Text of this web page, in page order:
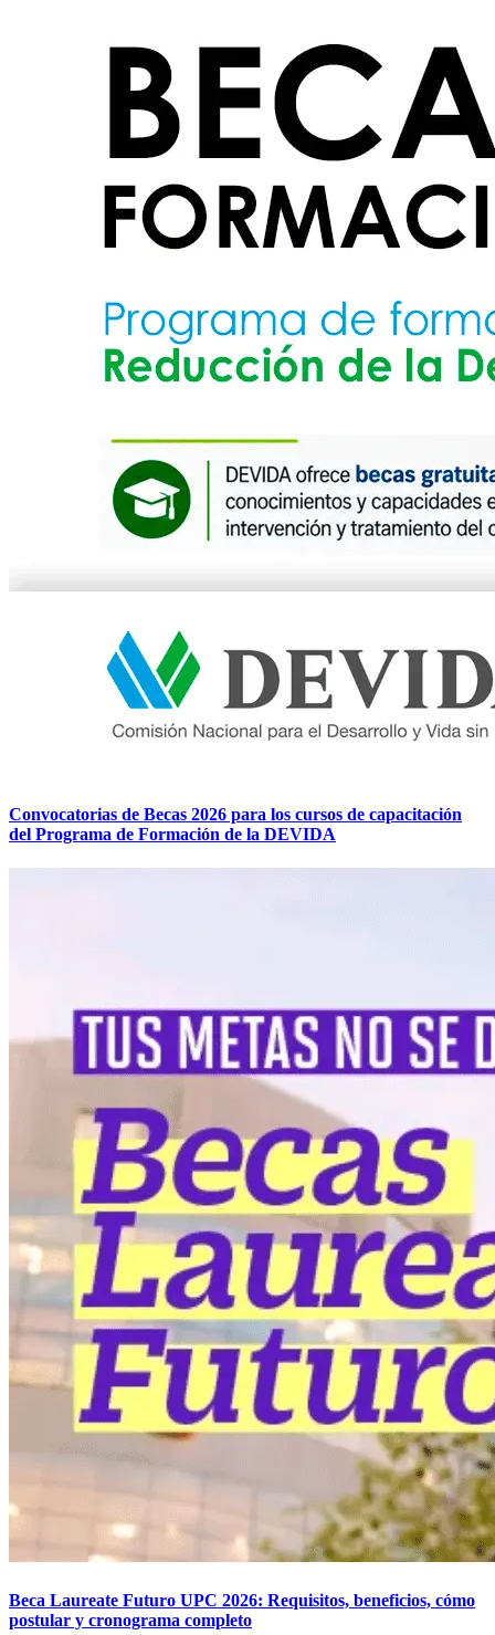
Convocatorias de Becas 2026 para los cursos de capacitación
del Programa de Formación de la DEVIDA
Beca Laureate Futuro UPC 2026: Requisitos, beneficios, cómo
postular y cronograma completo